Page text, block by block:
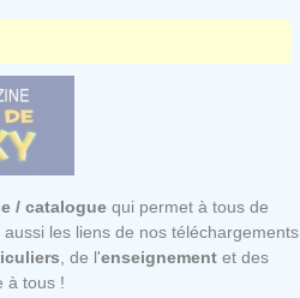
/ catalogue qui permet à tous de
aussi les liens de nostéléchargements
, de l'enseignement et des
à tous !